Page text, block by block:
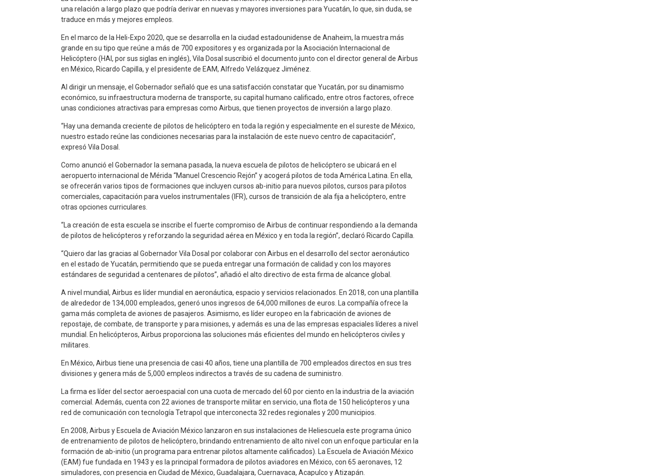
una relación a largo plazo que podría derivar en nuevas y mayores inversiones para Yucatán, lo que, sin duda, se
traduce en más y mejores empleos.
En el marco de la Heli-Expo 2020, que se desarrolla en la ciudad estadounidense de Anaheim, la muestra más
grande en su tipo que reúne a más de 700 expositores y es organizada por la Asociación Internacional de
Helicóptero (HAI, por sus siglas en inglés), Vila Dosal suscribió el documento junto con el director general de Airbus
en México, Ricardo Capilla, y el presidente de EAM, Alfredo Velázquez Jiménez.
Al dirigir un mensaje, el Gobernador señaló que es una satisfacción constatar que Yucatán, por su dinamismo
económico, su infraestructura moderna de transporte, su capital humano calificado, entre otros factores, ofrece
unas condiciones atractivas para empresas como Airbus, que tienen proyectos de inversión a largo plazo.
“Hay una demanda creciente de pilotos de helicóptero en toda la región y especialmente en el sureste de México,
nuestro estado reúne las condiciones necesarias para la instalación de este nuevo centro de capacitación”,
expresó Vila Dosal.
Como anunció el Gobernador la semana pasada, la nueva escuela de pilotos de helicóptero se ubicará en el
aeropuerto internacional de Mérida “Manuel Crescencio Rejón” y acogerá pilotos de toda América Latina. En ella,
se ofrecerán varios tipos de formaciones que incluyen cursos ab-initio para nuevos pilotos, cursos para pilotos
comerciales, capacitación para vuelos instrumentales (IFR), cursos de transición de ala fija a helicóptero, entre
otras opciones curriculares.
“La creación de esta escuela se inscribe el fuerte compromiso de Airbus de continuar respondiendo a la demanda
de pilotos de helicópteros y reforzando la seguridad aérea en México y en toda la región”, declaró Ricardo Capilla.
“Quiero dar las gracias al Gobernador Vila Dosal por colaborar con Airbus en el desarrollo del sector aeronáutico
en el estado de Yucatán, permitiendo que se pueda entregar una formación de calidad y con los mayores
estándares de seguridad a centenares de pilotos”, añadió el alto directivo de esta firma de alcance global.
A nivel mundial, Airbus es líder mundial en aeronáutica, espacio y servicios relacionados. En 2018, con una plantilla
de alrededor de 134,000 empleados, generó unos ingresos de 64,000 millones de euros. La compañía ofrece la
gama más completa de aviones de pasajeros. Asimismo, es líder europeo en la fabricación de aviones de
repostaje, de combate, de transporte y para misiones, y además es una de las empresas espaciales líderes a nivel
mundial. En helicópteros, Airbus proporciona las soluciones más eficientes del mundo en helicópteros civiles y
militares.
En México, Airbus tiene una presencia de casi 40 años, tiene una plantilla de 700 empleados directos en sus tres
divisiones y genera más de 5,000 empleos indirectos a través de su cadena de suministro.
La firma es líder del sector aeroespacial con una cuota de mercado del 60 por ciento en la industria de la aviación
comercial. Además, cuenta con 22 aviones de transporte militar en servicio, una flota de 150 helicópteros y una
red de comunicación con tecnología Tetrapol que interconecta 32 redes regionales y 200 municipios.
En 2008, Airbus y Escuela de Aviación México lanzaron en sus instalaciones de Heliescuela este programa único
de entrenamiento de pilotos de helicóptero, brindando entrenamiento de alto nivel con un enfoque particular en la
formación de ab-initio (un programa para entrenar pilotos altamente calificados). La Escuela de Aviación México
(EAM) fue fundada en 1943 y es la principal formadora de pilotos aviadores en México, con 65 aeronaves, 12
simuladores, con presencia en Ciudad de México, Guadalajara, Cuernavaca, Acapulco y Atizapán.